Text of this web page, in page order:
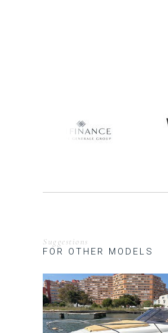
Suggestions
FOR OTHER MODELS